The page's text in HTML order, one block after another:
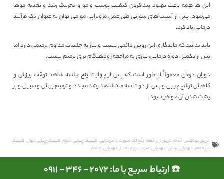
این ها همه باعث بهبود پیداکردن کیفیت پوست و مو و تحریک رشد و تغذیه موها
می‌شود. پس از آسیب ‌های سوزنی طی عمل مزوتراپی مو می توان به عنوان یک فرآیند
درمانی یاد کرد.
باید بدانید که ماندگاری این روش دائمی نیست و نیاز به جلسات مداوم ترمیمی دارد اما
پس از تکمیل دوره درمانی، نیازی به مراجعه زودهنگام برای ترمیم نیست.
دوران درمان معمولاً اینطور است که پس از چهار تا پنج جلسه شاهد توقف ریزش و
کاهش ترشح چربی و پس از دو تا سه ماه شاهد رشد مجدد و ترمیم ریش و سبیل و پر
پشت شدن آن خواهید بود.
تزریق بوتاکس خمام تزریق ژل خمام رفع لک صورت با مزوتراپی کلینیک زیبایی خمام کلینیک زیبایی نهال کلینیک
لیزرخمام مزوتراپی ریش مزوتراپی صورت ورم بعد از مزوتراپی چشم
☎️ ارتباط سریع با ما: 2072 - 346 - 0911